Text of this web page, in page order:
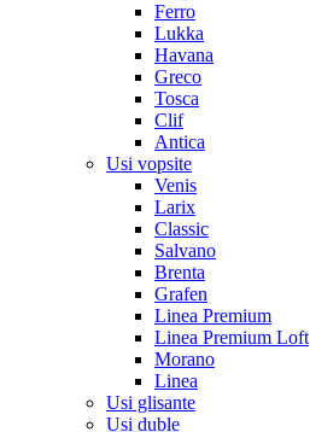
Ferro
Lukka
Havana
Greco
Tosca
Clif
Antica
Usi vopsite
Venis
Larix
Classic
Salvano
Brenta
Grafen
Linea Premium
Linea Premium Loft
Morano
Linea
Usi glisante
Usi duble